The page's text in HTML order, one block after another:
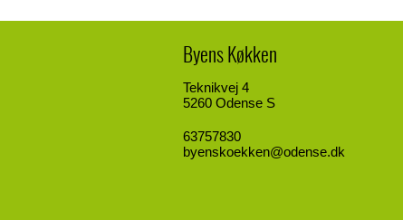
Byens Køkken
Teknikvej 4
5260 Odense S
63757830
byenskoekken@odense.dk